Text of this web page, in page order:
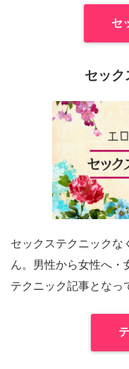
セ
セック
セックステクニックな
ん。男性から女性へ・
テクニック記事となっ